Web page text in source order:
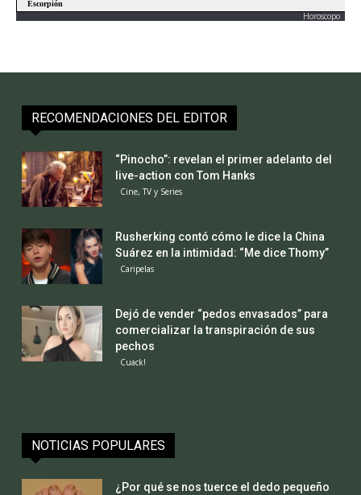
Horoscopo
RECOMENDACIONES DEL EDITOR
“Pinocho”: revelan el primer adelanto del
live-action con Tom Hanks
Cine, TV y Series
Rusherking contó cómo le dice la China
Suárez en la intimidad: “Me dice Thomy”
Caripelas
Dejó de vender “pedos envasados” para
comercializar la transpiración de sus
pechos
Cuack!
NOTICIAS POPULARES
¿Por qué se nos tuerce el dedo pequeño